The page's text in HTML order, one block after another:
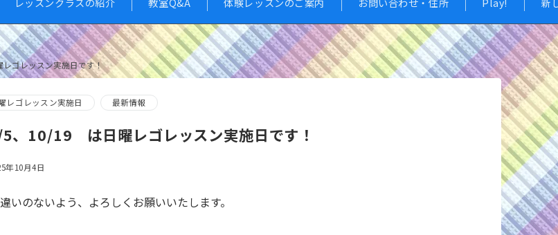
レッスンクラスの紹介 教室Q&A 体験レッスンのご案内 お問い合わせ・住所 Play! 新
ゴレッスン実施日です！
レゴレッスン実施日 最新情報
、10/19 は日曜レゴレッスン実施日です！
年10月4日
いのないよう、よろしくお願いいたします。